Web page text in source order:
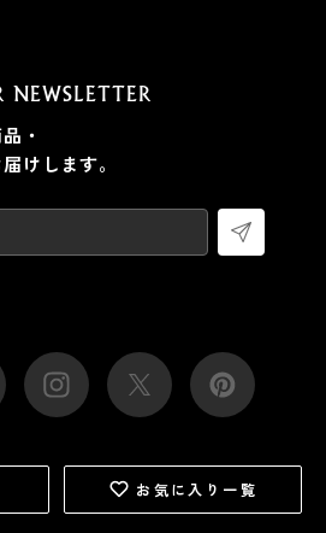
NEWSLETTER
・
けします。
お気に入り一覧